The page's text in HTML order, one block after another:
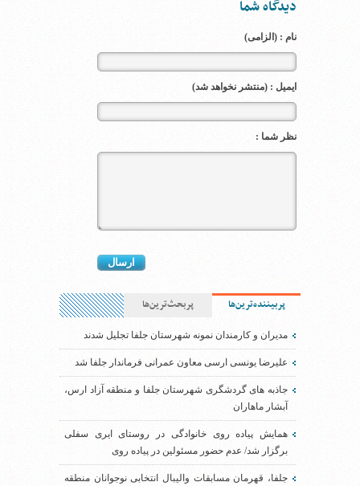
دیدگاه شما
نام : (الزامی)
ایمیل : (منتشر نخواهد شد)
نظر شما :
پربیننده‌ترین‌ها پربحث‌ترین‌ها
مدیران و کارمندان نمونه شهرستان جلفا تجلیل شدند
علیرضا یونسی ارسی معاون عمرانی فرماندار جلفا شد
جاذبه های گردشگری شهرستان جلفا و منطقه آزاد ارس،
آبشار ماهاران
همایش پیاده روی خانوادگی در روستای ایری سفلی
برگزار شد/ عدم حضور مسئولین در پیاده روی
جلفا، قهرمان مسابقات والیبال انتخابی نوجوانان منطقه